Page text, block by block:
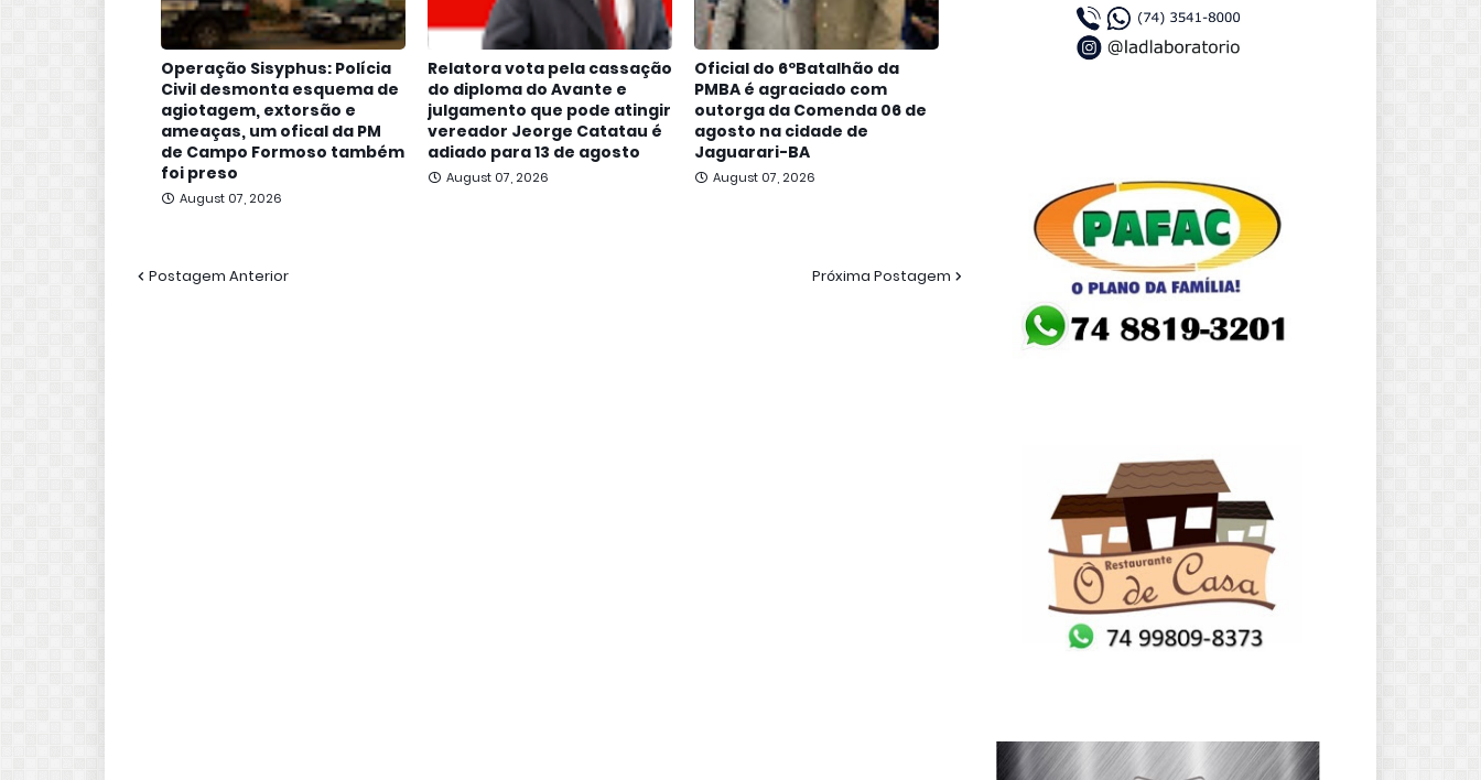
Operação Sisyphus: Polícia
Civil desmonta esquema de
agiotagem, extorsão e
ameaças, um ofical da PM
de Campo Formoso também
foi preso
August 07, 2026
Relatora vota pela cassação
do diploma do Avante e
julgamento que pode atingir
vereador Jeorge Catatau é
adiado para 13 de agosto
August 07, 2026
Oficial do 6ºBatalhão da
PMBA é agraciado com
outorga da Comenda 06 de
agosto na cidade de
Jaguarari-BA
August 07, 2026
Postagem Anterior Próxima Postagem